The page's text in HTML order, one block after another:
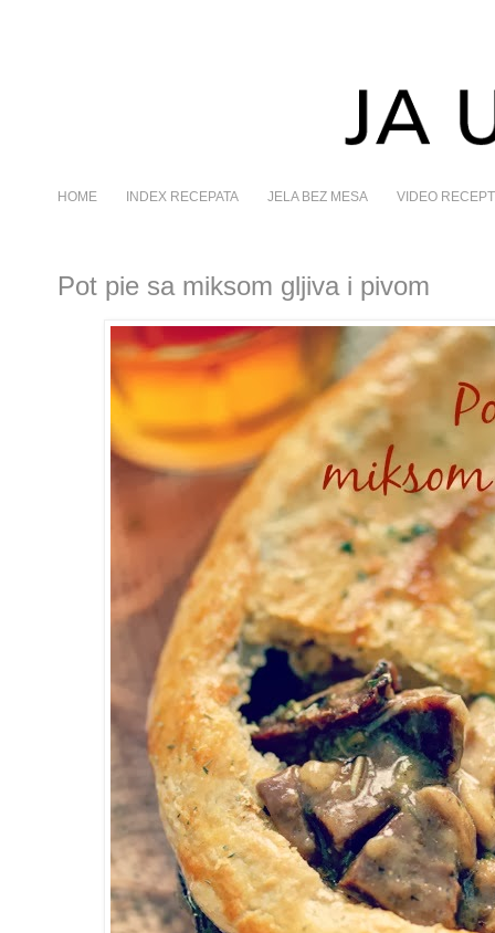
HOME INDEX RECEPATA JELA BEZ MESA VIDEO
Pot pie sa miksom gljiva i pivom